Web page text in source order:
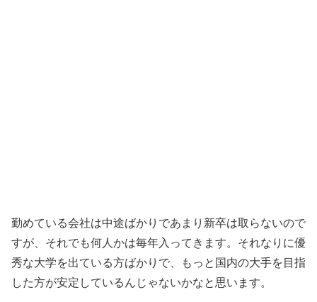
勤めている会社は中途ばかりであまり新卒は取らないので
すが、それでも何人かは毎年入ってきます。それなりに優
秀な大学を出ている方ばかりで、もっと国内の大手を目指
した方が安定しているんじゃないかなと思います。